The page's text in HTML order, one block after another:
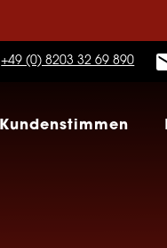
+49 (0) 8203 32 69 890
Kundenstimmen